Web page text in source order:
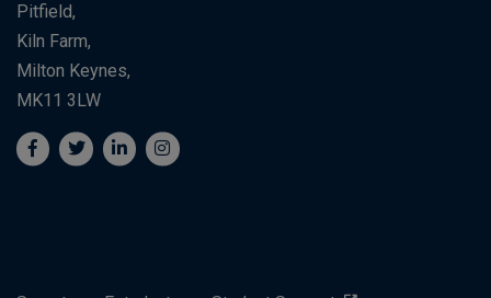
Pitfield,
Kiln Farm,
Milton Keynes,
MK11 3LW